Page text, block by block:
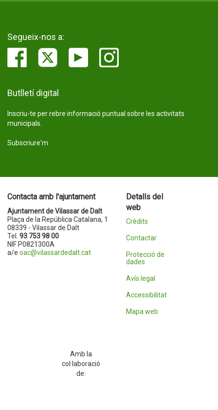
Segueix-nos a:
Butlletí digital
Inscriu-te per rebre informació puntual sobre les activitats
municipals.
Subscriure'm
Contacta amb l'ajuntament
Ajuntament de Vilassar de Dalt
Plaça de la República Catalana, 1
08339 - Vilassar de Dalt
Tel. 93 753 98 00
NIF P0821300A
a/e oac@vilassardedalt.cat
Detalls del
web
Crèdits
Contactar
Protecció de
dades
Avís legal
Accessibilitat
Mapa web
Amb la
col·laboració
de: